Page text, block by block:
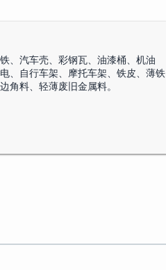
、汽车壳、彩钢瓦、油漆桶、机油
、自行车架、摩托车架、铁皮、薄铁
角料、轻薄废旧金属料。